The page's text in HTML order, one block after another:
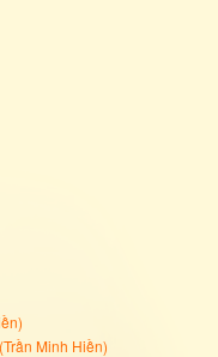
)
(Trần Minh Hiền)